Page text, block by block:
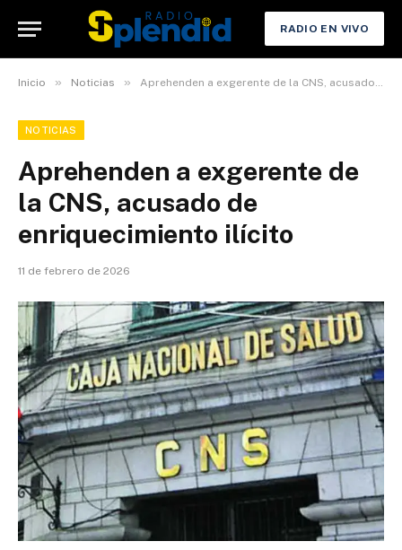
RADIO EN VIVO
Inicio » Noticias » Aprehenden a exgerente de la CNS, acusado de enriquecimiento ilícito
NOTICIAS
Aprehenden a exgerente de
la CNS, acusado de
enriquecimiento ilícito
11 de febrero de 2026